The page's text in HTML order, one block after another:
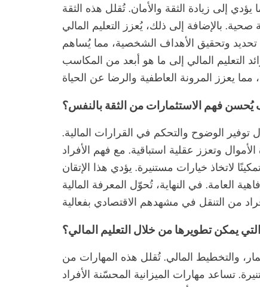
إلى زيادة الثقة والأمان. تُقلل هذه الثقة
بالإضافة إلى ذلك، يُعزز التعليم المالي
وتحقيق الأهداف الشخصية، مما يُساهم
التعليم المالي إلى ما هو أبعد من المكاسب
يُحسن فهم الاستثمارات من الثقة بالنفس؟
الوضوح والتحكم في القرارات المالية.
وتعزز عقلية استباقية. مع فهم الأفراد
لاتخاذ خيارات مستنيرة. يؤدي هذا الإتقان
العامة. في النهاية، تُحوّل المعرفة المالية
يمكن تطويرها من خلال التعليم المالي؟
والتخطيط المالي. تُقلل هذه المهارات من
تساعد مهارات الميزانية المحسّنة الأفراد